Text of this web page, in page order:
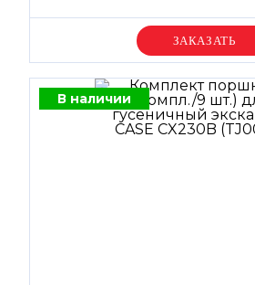
Уточняйте цену
В наличии